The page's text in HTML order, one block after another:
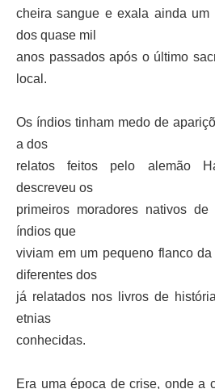
cheira sangue e exala ainda um
dos quase mil
anos passados após o último
local.
Os índios tinham medo de
a dos
relatos feitos pelo alemão
descreveu os
primeiros moradores nativos
índios que
viviam em um pequeno flanco
diferentes dos
já relatados nos livros de
etnias
conhecidas.
Era uma época de crise, onde a